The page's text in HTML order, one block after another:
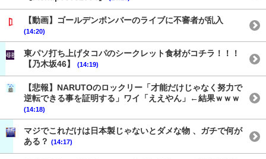
【動画】ゴールデンボンバーのライブに不審者が乱入
(14:20)
東パソ打ち上げタコパのシークレット食材がコチラ！！！
【乃木坂46】
(14:19)
【悲報】NARUTOのロックリー「才能だけじゃなく努力で
逆転できる事を証明する」ワイ「ええやん」←結果ｗｗｗ
(14:18)
マジでこれだけは日本製じゃないとダメな物 、ガチで何が
ある？ (14:17)